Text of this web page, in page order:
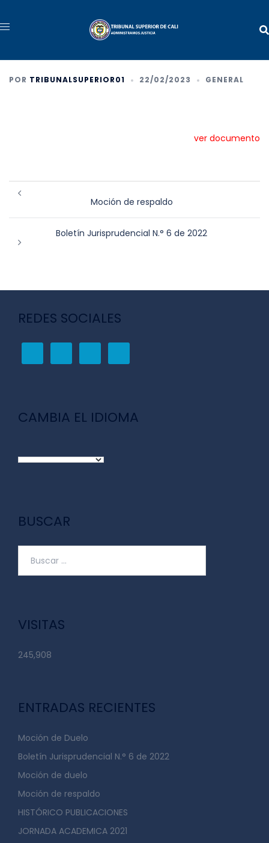
POR TRIBUNALSUPERIOR01 22/02/2023 GENERAL
ver documento
Moción de respaldo
Boletín Jurisprudencial N.° 6 de 2022
REDES SOCIALES
CAMBIA EL IDIOMA
BUSCAR
VISITAS
245,908
ENTRADAS RECIENTES
Moción de Duelo
Boletín Jurisprudencial N.° 6 de 2022
Moción de duelo
Moción de respaldo
HISTÓRICO PUBLICACIONES
JORNADA ACADEMICA 2021